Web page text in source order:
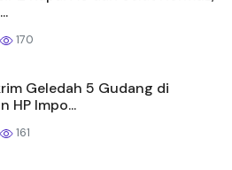
170
Geledah 5 Gudang di
HP Impo...
161